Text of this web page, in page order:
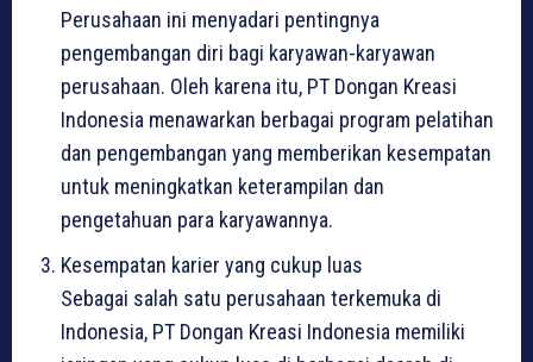
Perusahaan ini menyadari pentingnya
pengembangan diri bagi karyawan-karyawan
perusahaan. Oleh karena itu, PT Dongan Kreasi
Indonesia menawarkan berbagai program pelatihan
dan pengembangan yang memberikan kesempatan
untuk meningkatkan keterampilan dan
pengetahuan para karyawannya.
Kesempatan karier yang cukup luas
Sebagai salah satu perusahaan terkemuka di
Indonesia, PT Dongan Kreasi Indonesia memiliki